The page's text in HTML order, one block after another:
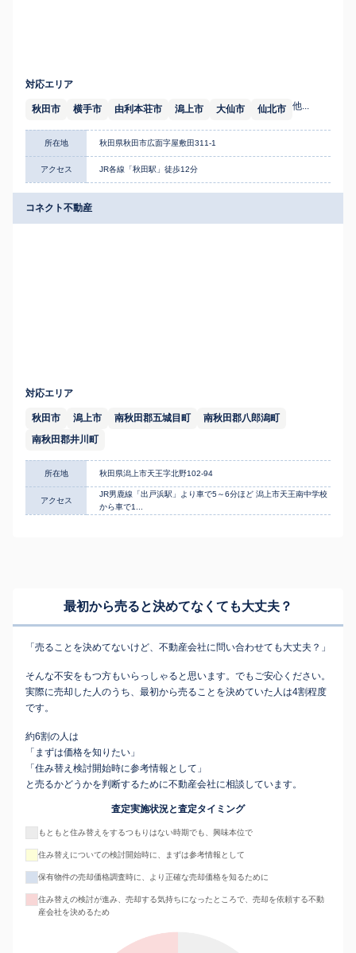
対応エリア
秋田市 横手市 由利本荘市 潟上市 大仙市 仙北市 他...
所在地 秋田県秋田市広面字屋敷田311-1
アクセス JR各線「秋田駅」徒歩12分
コネクト不動産
対応エリア
秋田市 潟上市 南秋田郡五城目町
南秋田郡八郎潟町
南秋田郡井川町
所在地 秋田県潟上市天王字北野102-94
アクセス
JR男鹿線「出戸浜駅」より車で5～6分ほど 潟上市天王南中学校
から車で1...
最初から売ると決めてなくても大丈夫？
「売ることを決めてないけど、不動産会社に問い合わせても大丈夫？」
そんな不安をもつ方もいらっしゃると思います。でもご安心ください。
実際に売却した人のうち、最初から売ることを決めていた人は4割程度
です。
約6割の人は
「まずは価格を知りたい」
「住み替え検討開始時に参考情報として」
と売るかどうかを判断するために不動産会社に相談しています。
査定実施状況と査定タイミング
もともと住み替えをするつもりはない時期でも、興味本位で
住み替えについての検討開始時に、まずは参考情報として
保有物件の売却価格調査時に、より正確な売却価格を知るために
住み替えの検討が進み、売却する気持ちになったところで、売却を依頼する不動
産会社を決めるため